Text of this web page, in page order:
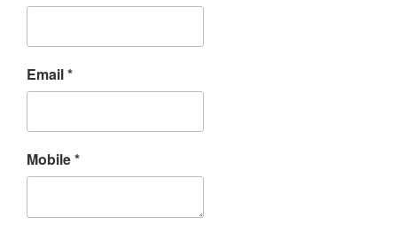
Email*
Mobile*